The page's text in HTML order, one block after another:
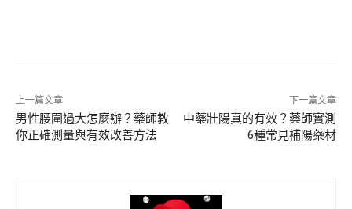
上一篇文章
男性腰圍過大怎麼辦？藥師教
你正確測量與有效改善方法
下一篇文章
中藥壯陽真的有效？藥師實測
6種常見補陽藥材